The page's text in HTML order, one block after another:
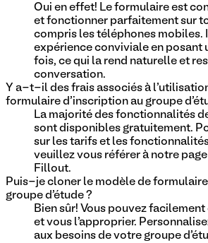
Oui en effet! Le formulaire est
et fonctionner parfaitement sur
compris les téléphones mobiles.
expérience conviviale en posant
fois, ce qui la rend naturelle et
conversation.
Y a-t-il des frais associés à
formulaire d'inscription au groupe
La majorité des fonctionnalités
sont disponibles gratuitement.
sur les tarifs et les
veuillez vous référer à notre
Fillout.
Puis-je cloner le modèle de
groupe d'étude ?
Bien sûr! Vous pouvez
et vous l'approprier.
aux besoins de votre groupe